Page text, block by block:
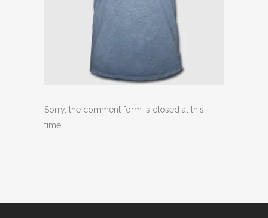
Sorry, the comment form is closed at this
time.